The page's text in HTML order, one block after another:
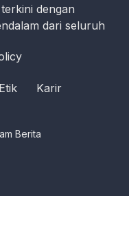
dengan
dari seluruh
Karir
Berita